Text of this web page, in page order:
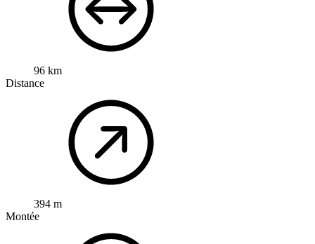
96 km
Distance
394 m
Montée